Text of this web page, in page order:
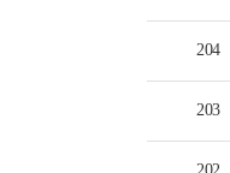
204
203